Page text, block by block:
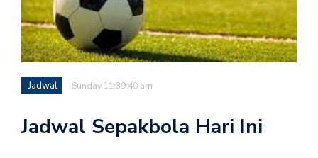
Jadwal Sunday 11:39:40 am
Jadwal Sepakbola Hari Ini